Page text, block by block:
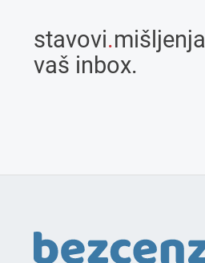
stavovi.mišljenja
vaš inbox.